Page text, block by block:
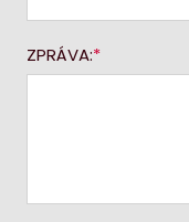
ZPRÁVA: